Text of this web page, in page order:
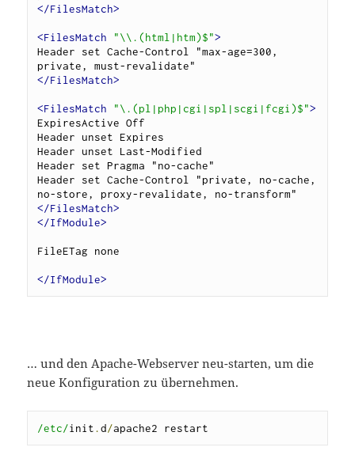
</FilesMatch>
<FilesMatch "\\.(html|htm)$">
Header set Cache-Control "max-age=300,
</FilesMatch>
<FilesMatch "\.(pl|php|cgi|spl|scgi|fcgi)$">
ExpiresActive Off
Header unset Expires
Header unset Last-Modified
Header set Pragma "no-cache"
Header set Cache-Control "private, no-cache,
</FilesMatch>
</IfModule>
FileETag none
</IfModule>
… und den Apache-Webserver neu-starten, um die
neue Konfiguration zu übernehmen.
/etc/init .d/apache2 restart